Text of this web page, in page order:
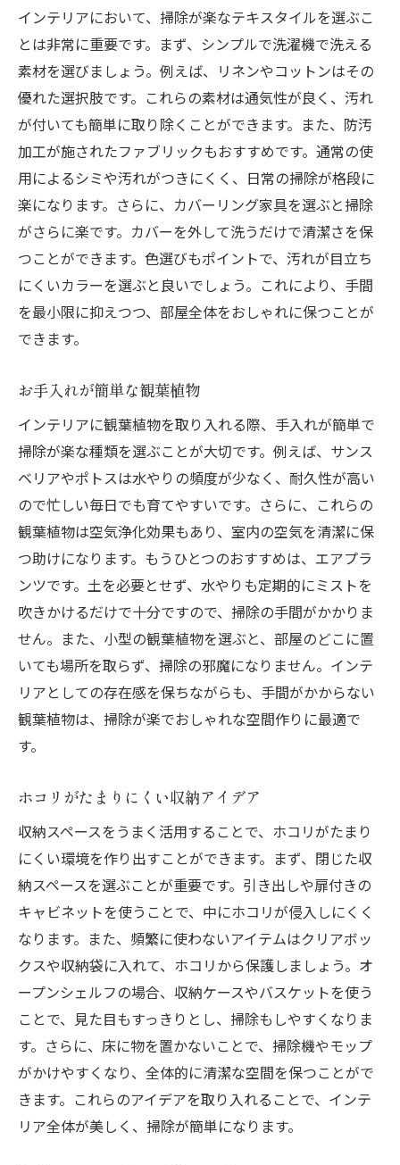
インテリアにおいて、掃除が楽なテキスタイルを選ぶこ
とは非常に重要です。まず、シンプルで洗濯機で洗える
素材を選びましょう。例えば、リネンやコットンはその
優れた選択肢です。これらの素材は通気性が良く、汚れ
が付いても簡単に取り除くことができます。また、防汚
加工が施されたファブリックもおすすめです。通常の使
用によるシミや汚れがつきにくく、日常の掃除が格段に
楽になります。さらに、カバーリング家具を選ぶと掃除
がさらに楽です。カバーを外して洗うだけで清潔さを保
つことができます。色選びもポイントで、汚れが目立ち
にくいカラーを選ぶと良いでしょう。これにより、手間
を最小限に抑えつつ、部屋全体をおしゃれに保つことが
できます。
お手入れが簡単な観葉植物
インテリアに観葉植物を取り入れる際、手入れが簡単で
掃除が楽な種類を選ぶことが大切です。例えば、サンス
ベリアやポトスは水やりの頻度が少なく、耐久性が高い
ので忙しい毎日でも育てやすいです。さらに、これらの
観葉植物は空気浄化効果もあり、室内の空気を清潔に保
つ助けになります。もうひとつのおすすめは、エアプラ
ンツです。土を必要とせず、水やりも定期的にミストを
吹きかけるだけで十分ですので、掃除の手間がかかりま
せん。また、小型の観葉植物を選ぶと、部屋のどこに置
いても場所を取らず、掃除の邪魔になりません。インテ
リアとしての存在感を保ちながらも、手間がかからない
観葉植物は、掃除が楽でおしゃれな空間作りに最適で
す。
ホコリがたまりにくい収納アイデア
収納スペースをうまく活用することで、ホコリがたまり
にくい環境を作り出すことができます。まず、閉じた収
納スペースを選ぶことが重要です。引き出しや扉付きの
キャビネットを使うことで、中にホコリが侵入しにくく
なります。また、頻繁に使わないアイテムはクリアボッ
クスや収納袋に入れて、ホコリから保護しましょう。オ
ープンシェルフの場合、収納ケースやバスケットを使う
ことで、見た目もすっきりとし、掃除もしやすくなりま
す。さらに、床に物を置かないことで、掃除機やモップ
がかけやすくなり、全体的に清潔な空間を保つことがで
きます。これらのアイデアを取り入れることで、インテ
リア全体が美しく、掃除が簡単になります。